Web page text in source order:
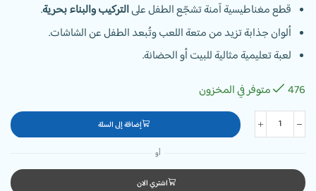
قطع مغناطيسية آمنة تشجّع الطفل علىالتركيب والبناء بحرية.
ألوان جذابة تزيد من متعة اللعب وتُبعد الطفل عن الشاشات.
لعبة تعليمية مثالية للبيت أو الحضانة.
476 متوفر في المخزون
إضافة إلى السلة
أو
اشتري الان